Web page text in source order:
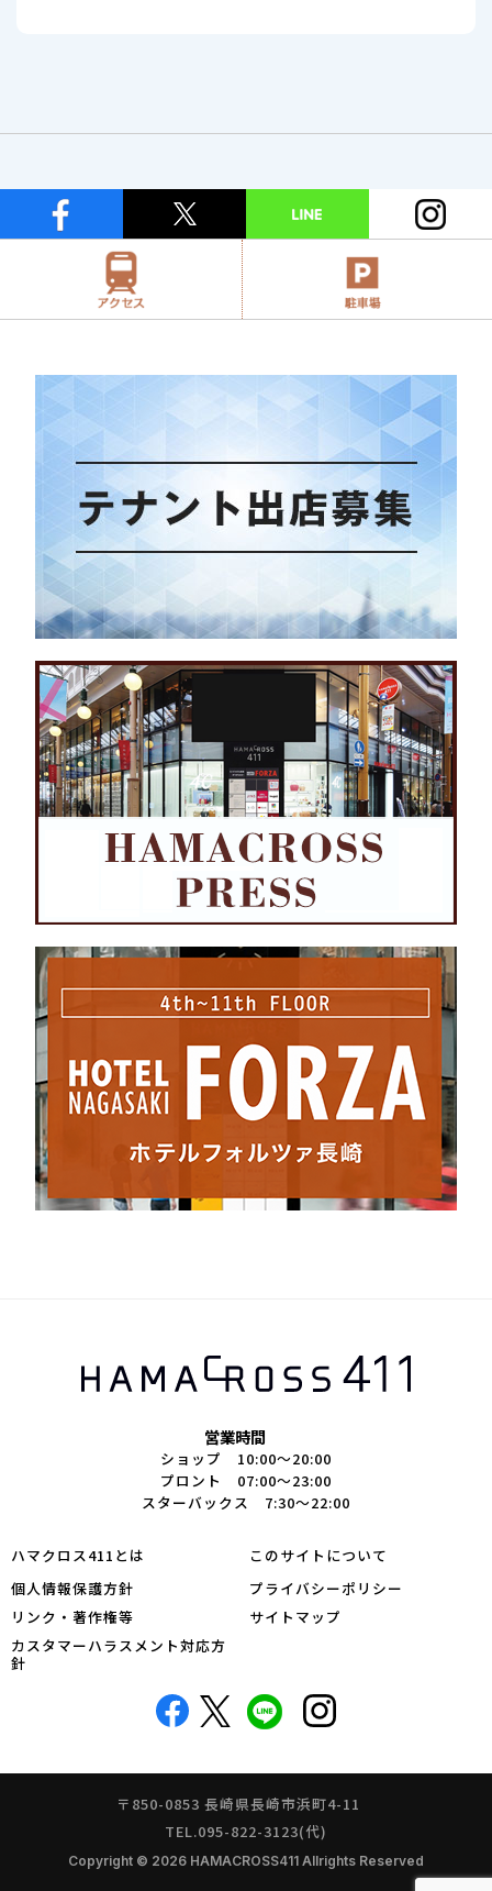
営業時間
ショップ 10:00～20:00
プロント 07:00～23:00
スターバックス 7:30～22:00
ハマクロス411とは
このサイトについて
個人情報保護方針
プライバシーポリシー
リンク・著作権等
サイトマップ
カスタマーハラスメント対応方
針
〒850-0853 長崎県長崎市浜町4-11
TEL.095-822-3123(代)
Copyright © 2026 HAMACROSS411 Allrights Reserved